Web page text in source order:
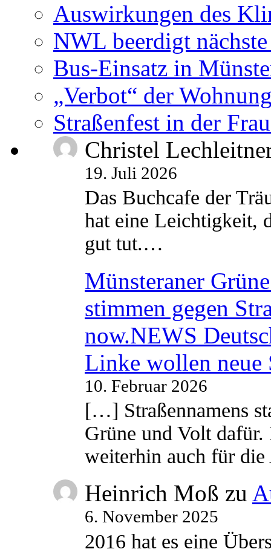
Auswirkungen des
NWL beerdigt
Bus-Einsatz in
„Verbot“ der
Straßenfest in der
Christel
19. Juli 2026
Das Buchcafe der
hat eine Leichtigkeit,
gut tut.…
Münsteraner
stimmen gegen
now.NEWS
Linke wollen neue
10. Februar 2026
[…] Straßennamens
Grüne und Volt
weiterhin auch für
Heinrich Moß zu
6. November 2025
2016 hat es eine